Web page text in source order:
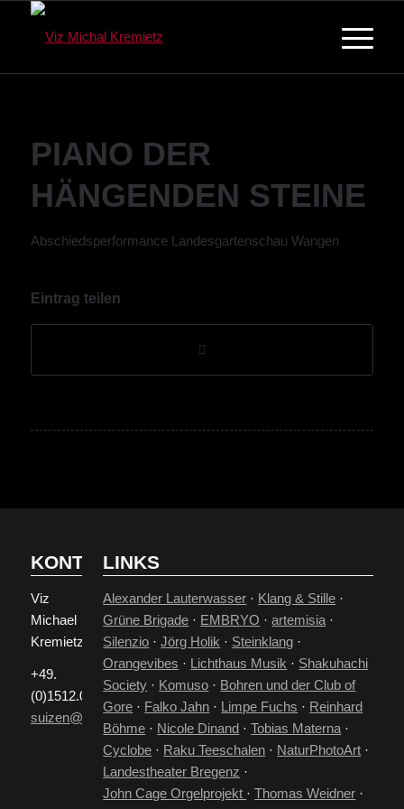
PIANO DER
HÄNGENDEN STEINE
Abschiedsperformance Landesgartenschau Wangen
Eintrag teilen
KONTAKT
Viz
Michael
Kremietz
+49.
(0)1512.0795497
suizen@gmx.de
LINKS
Alexander Lauterwasser · Klang & Stille ·
Grüne Brigade · EMBRYO ·artemisia ·
Silenzio ·Jörg Holik · Steinklang ·
Orangevibes · Lichthaus Musik · Shakuhachi
Society · Komuso · Bohren und der Club of
Gore · Falko Jahn · Limpe Fuchs · Reinhard
Böhme · Nicole Dinand ·Tobias Materna ·
Cyclobe · Raku Teeschalen · NaturPhotoArt ·
Landestheater Bregenz ·
John Cage Orgelprojekt ·Thomas Weidner ·